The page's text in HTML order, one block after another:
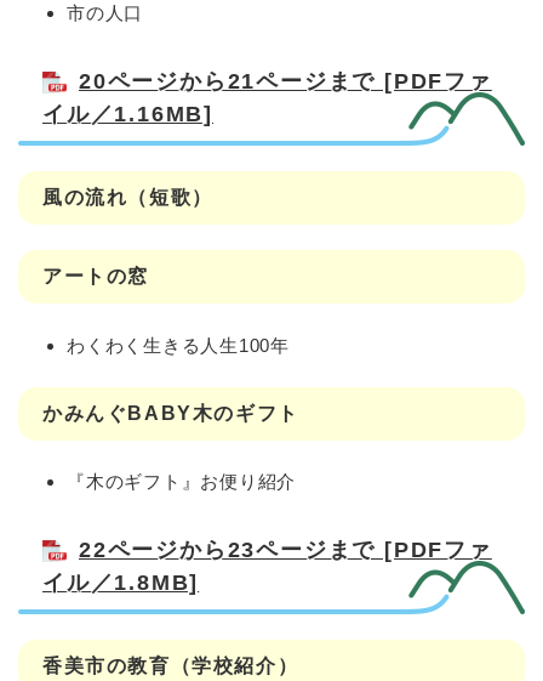
市の人口
20ページから21ページまで [PDFファ
イル／1.16MB]
風の流れ（短歌）
アートの窓
わくわく生きる人生100年
かみんぐBABY木のギフト
『木のギフト』お便り紹介
22ページから23ページまで [PDFファ
イル／1.8MB]
香美市の教育（学校紹介）